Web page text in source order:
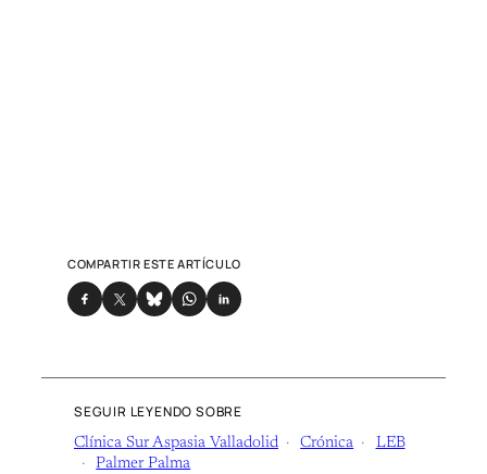
COMPARTIR ESTE ARTÍCULO
SEGUIR LEYENDO SOBRE
Clínica Sur Aspasia Valladolid Crónica
LEB
Palmer Palma